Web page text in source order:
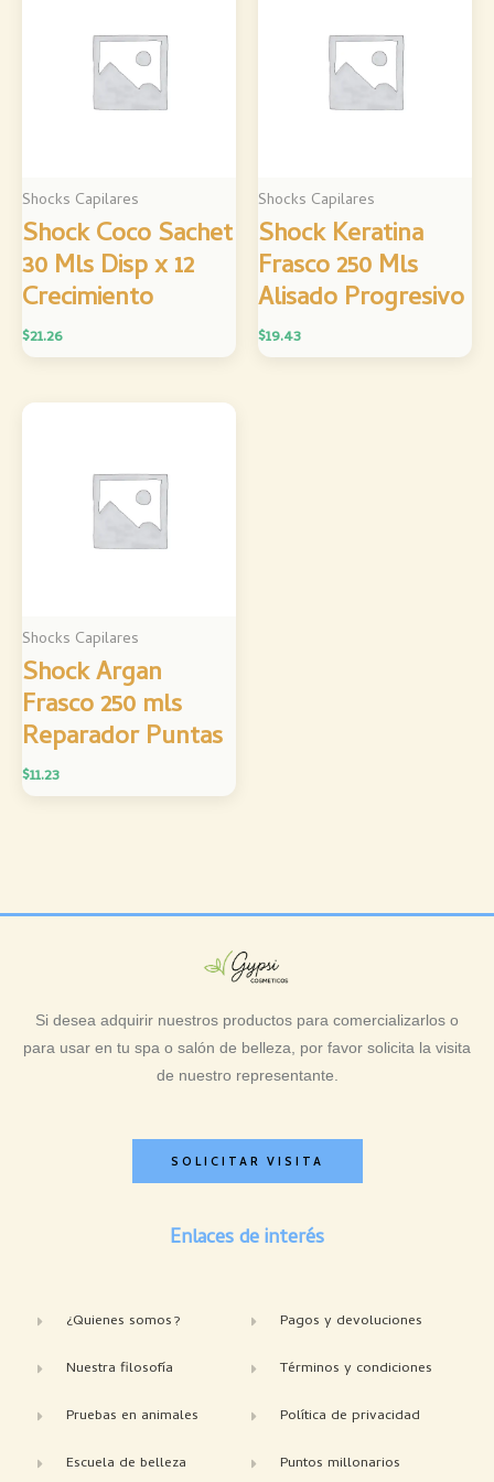
Shocks Capilares
Shock Coco Sachet
30 Mls Disp x 12
Crecimiento
$21.26
Shocks Capilares
Shock Keratina
Frasco 250 Mls
Alisado Progresivo
$19.43
Shocks Capilares
Shock Argan
Frasco 250 mls
Reparador Puntas
$11.23
Si desea adquirir nuestros productos para comercializarlos o
para usar en tu spa o salón de belleza, por favor solicita la visita
de nuestro representante.
SOLICITAR VISITA
Enlaces de interés
¿Quienes somos?
Nuestra filosofía
Pruebas en animales
Escuela de belleza
Pagos y devoluciones
Términos y condiciones
Política de privacidad
Puntos millonarios